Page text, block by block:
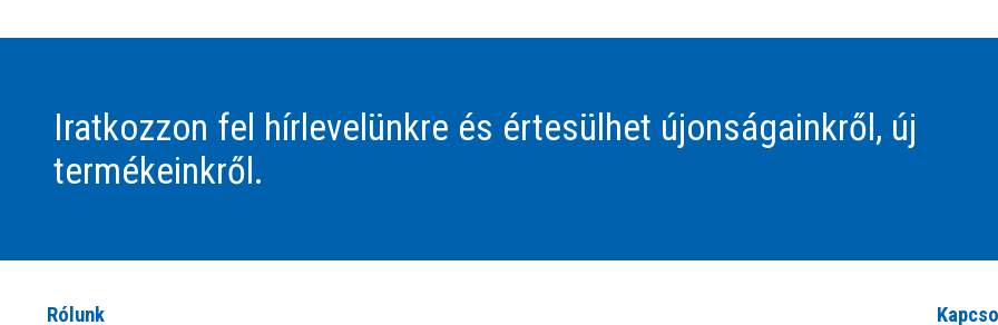
Iratkozzon fel hírlevelünkre és értesülhet újonságainkről, új
termékeinkről.
Rólunk